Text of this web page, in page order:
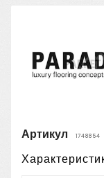
Артикул 1748854